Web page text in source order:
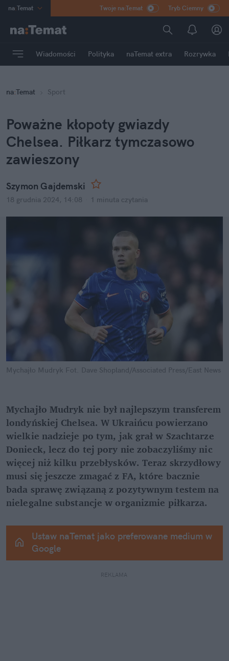
na:Temat
Poland
mama
Rozrywka
Twoje na:Temat Tryb Ciemny
Wiadomości Polityka naTemat extra Rozrywka
na:Temat Sport
Poważne kłopoty gwiazdy
Chelsea. Piłkarz tymczasowo
zawieszony
Szymon Gajdemski
18 grudnia 2024, 14:08 1 minuta czytania
Mychajło Mudryk Fot. Dave Shopland/Associated Press/East News
Mychajło Mudryk nie był najlepszym transferem
londyńskiej Chelsea. W Ukraińcu powierzano
wielkie nadzieje po tym, jak grał w Szachtarze
Donieck, lecz do tej pory nie zobaczyliśmy nic
więcej niż kilku przebłysków. Teraz skrzydłowy
musi się jeszcze zmagać z FA, które bacznie
bada sprawę związaną z pozytywnym testem na
nielegalne substancje w organizmie piłkarza.
Ustaw naTemat jako preferowane medium w
Google
REKLAMA